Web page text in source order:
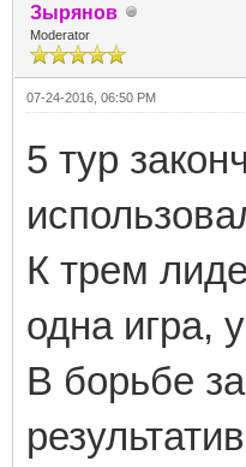
Зырянов
Moderator
07-24-2016, 06:50 PM
5 тур
К трем
одна игра,
В борьбе